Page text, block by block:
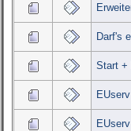
Darf's
Start +